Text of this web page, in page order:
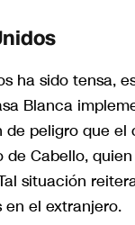
ha sido tensa,
Blanca
peligro que el
Cabello,
situación
el extranjero.